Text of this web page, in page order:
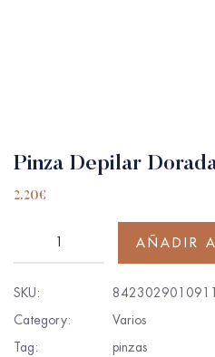
Pinza Depilar
2.20€
AÑADIR
SKU:
8423029010911
Category:
Varios
Tag:
pinzas